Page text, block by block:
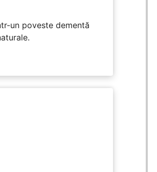
un poveste dementă